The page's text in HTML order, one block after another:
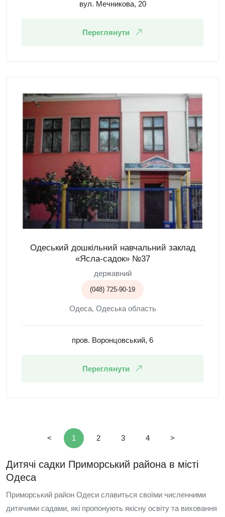
вул. Мечникова, 20
Переглянути
Одеський дошкільний навчальний заклад
«Ясла-садок» №37
державний
(048) 725-90-19
Одеса, Одеська область
пров. Воронцовський, 6
Переглянути
< 1 2 3 4 >
Дитячі садки Приморський района в місті
Одеса
Приморський район Одеси славиться своїми численними
дитячими садами, які пропонують якісну освіту та виховання